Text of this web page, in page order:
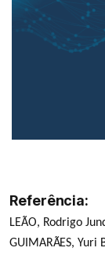
Referência:
LEÃO, Rodrigo
GUIMARÃES, Yuri